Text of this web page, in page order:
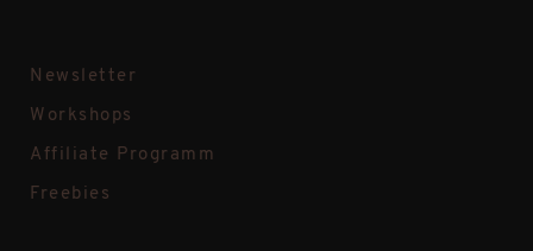
Newsletter
Workshops
Affiliate Programm
Freebies